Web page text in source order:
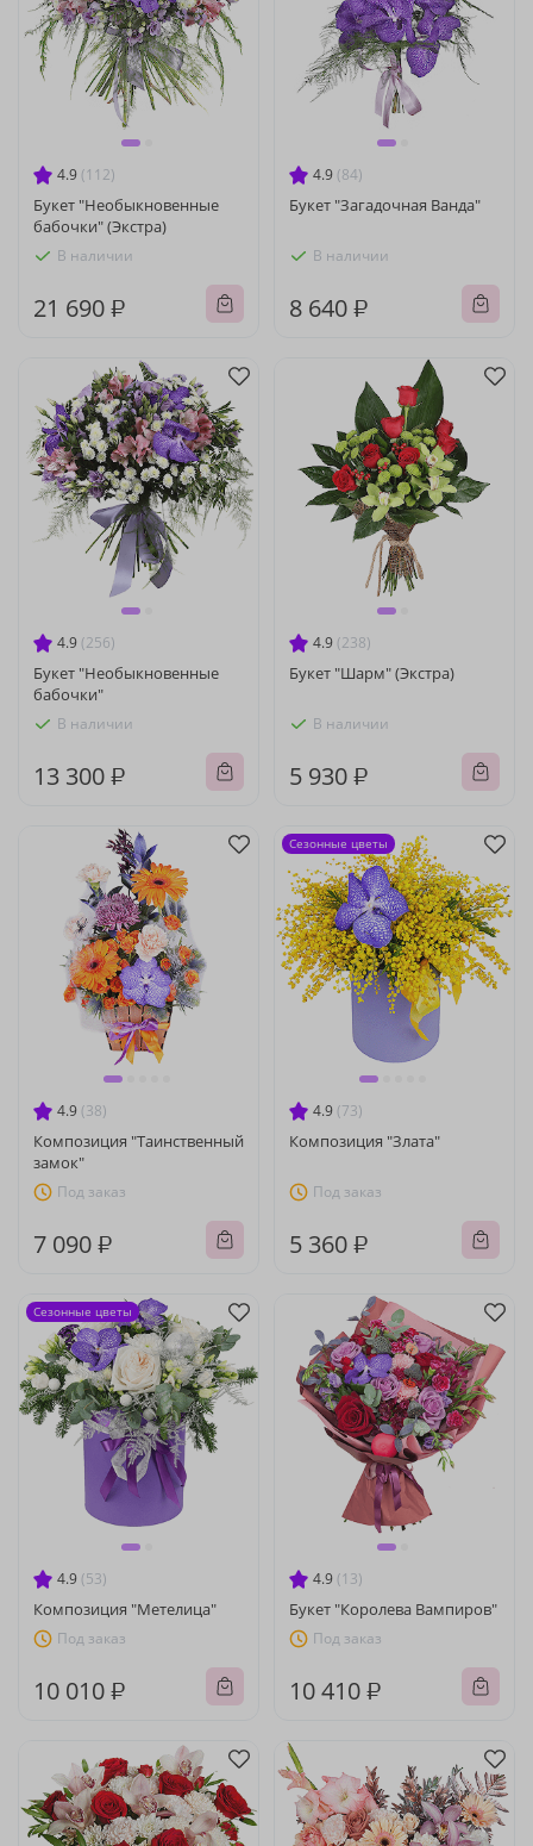
4.9 (112)
Букет "Необыкновенные
бабочки" (Экстра)
В наличии
21 690 ₽
4.9 (84)
Букет "Загадочная Ванда"
В наличии
8 640 ₽
4.9 (256)
Букет "Необыкновенные
бабочки"
В наличии
13 300 ₽
4.9 (238)
Букет "Шарм" (Экстра)
В наличии
5 930 ₽
4.9 (38)
Композиция "Таинственный
замок"
Под заказ
7 090 ₽
4.9 (73)
Композиция "Злата"
Под заказ
5 360 ₽
Сезонные цветы
4.9 (53)
Композиция "Метелица"
Под заказ
10 010 ₽
Сезонные цветы
4.9 (13)
Букет "Королева Вампиров"
Под заказ
10 410 ₽